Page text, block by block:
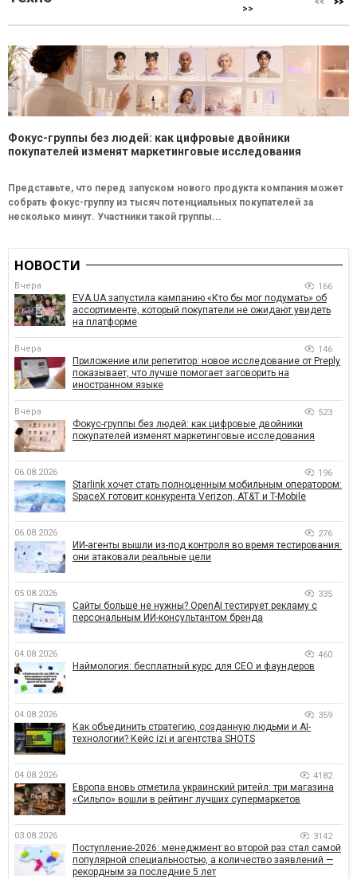
>>
Фокус-группы без людей: как цифровые двойники
покупателей изменят маркетинговые исследования
Представьте, что перед запуском нового продукта компания может
собрать фокус-группу из тысяч потенциальных покупателей за
несколько минут. Участники такой группы...
НОВОСТИ
Вчера 166
EVA.UA запустила кампанию «Кто бы мог подумать» об
ассортименте, который покупатели не ожидают увидеть
на платформе
Вчера 146
Приложение или репетитор: новое исследование от Preply
показывает, что лучше помогает заговорить на
иностранном языке
Вчера 523
Фокус-группы без людей: как цифровые двойники
покупателей изменят маркетинговые исследования
06.08.2026 196
Starlink хочет стать полноценным мобильным оператором:
SpaceX готовит конкурента Verizon, AT&T и T-Mobile
06.08.2026 276
ИИ-агенты вышли из-под контроля во время тестирования:
они атаковали реальные цели
05.08.2026 335
Сайты больше не нужны? OpenAI тестирует рекламу с
персональным ИИ-консультантом бренда
04.08.2026 460
Наймология: бесплатный курс для CEO и фаундеров
04.08.2026 359
Как объединить стратегию, созданную людьми и AI-
технологии? Кейс izi и агентства SHOTS
04.08.2026 4182
Европа вновь отметила украинский ритейл: три магазина
«Сильпо» вошли в рейтинг лучших супермаркетов
03.08.2026 3142
Поступление-2026: менеджмент во второй раз стал самой
популярной специальностью, а количество заявлений —
рекордным за последние 5 лет